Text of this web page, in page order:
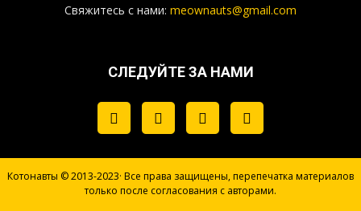
Свяжитесь с нами: meownauts@gmail.com
СЛЕДУЙТЕ ЗА НАМИ
Котонавты © 2013-2023· Все права защищены, перепечатка материалов
только после согласования с авторами.